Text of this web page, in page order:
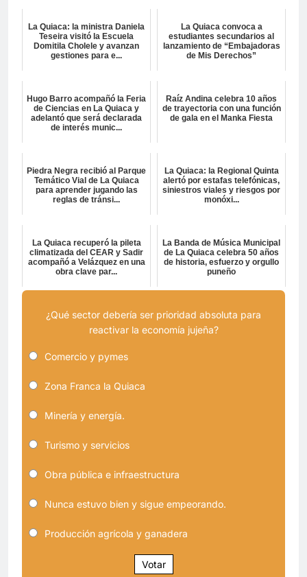
La Quiaca: la ministra Daniela
Teseira visitó la Escuela
Domitila Cholele y avanzan
gestiones para e...
La Quiaca convoca a
estudiantes secundarios al
lanzamiento de “Embajadoras
de Mis Derechos”
Hugo Barro acompañó la Feria
de Ciencias en La Quiaca y
adelantó que será declarada
de interés munic...
Raíz Andina celebra 10 años
de trayectoria con una función
de gala en el Manka Fiesta
Piedra Negra recibió al Parque
Temático Vial de La Quiaca
para aprender jugando las
reglas de tránsi...
La Quiaca: la Regional Quinta
alertó por estafas telefónicas,
siniestros viales y riesgos por
monóxi...
La Quiaca recuperó la pileta
climatizada del CEAR y Sadir
acompañó a Velázquez en una
obra clave par...
La Banda de Música Municipal
de La Quiaca celebra 50 años
de historia, esfuerzo y orgullo
puneño
¿Qué sector debería ser prioridad absoluta para
reactivar la economía jujeña?
Comercio y pymes
Zona Franca la Quiaca
Minería y energía.
Turismo y servicios
Obra pública e infraestructura
Nunca estuvo bien y sigue empeorando.
Producción agrícola y ganadera
Votar